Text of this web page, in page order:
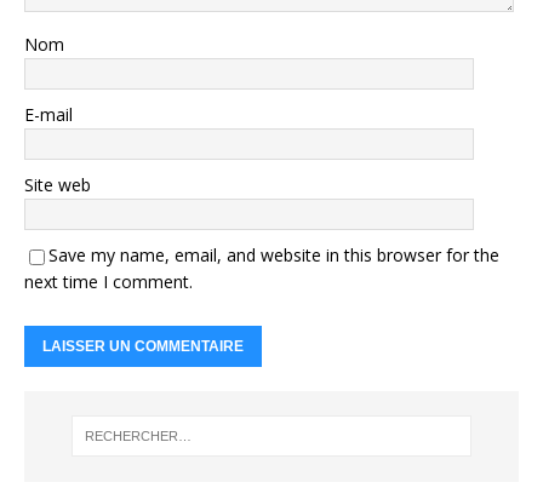
Nom
E-mail
Site web
Save my name, email, and website in this browser for the
next time I comment.